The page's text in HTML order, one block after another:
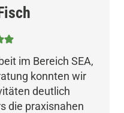
im Bereich SEA,
konnten wir
deutlich
die praxisnahen